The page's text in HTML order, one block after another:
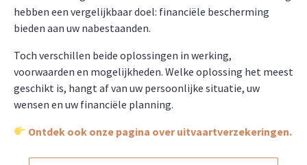
hebben een vergelijkbaar doel: financiële bescherming
bieden aan uw nabestaanden.
Toch verschillen beide oplossingen in werking,
voorwaarden en mogelijkheden. Welke oplossing het meest
geschikt is, hangt af van uw persoonlijke situatie, uw
wensen en uw financiële planning.
Ontdek ook onze pagina over uitvaartverzekeringen.